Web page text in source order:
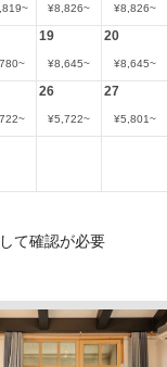
~ ¥8,826~ ¥8,826~
~
19
¥8,645~
20
¥8,645~
~
26
¥5,722~
27
¥5,801~
て確認が必要